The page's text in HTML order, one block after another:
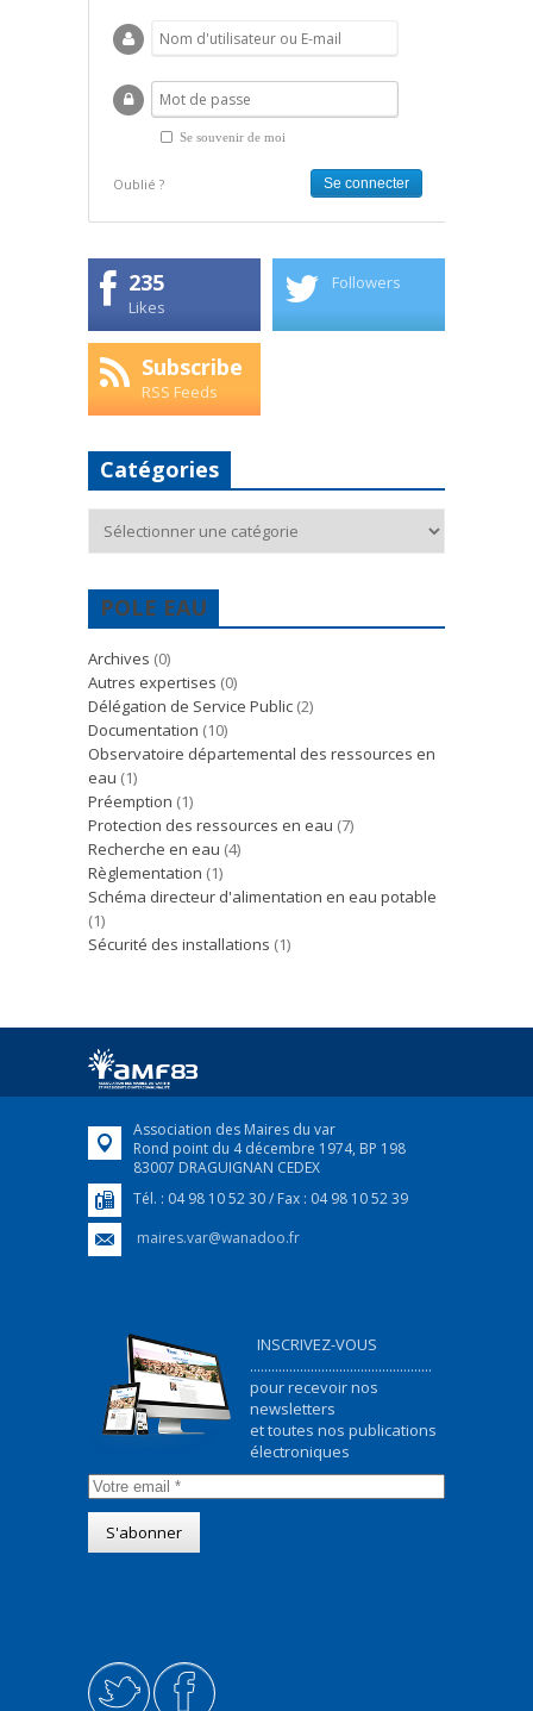
Se souvenir de moi
Oublié ?
235
Likes
Followers
Subscribe
RSS Feeds
Catégories
POLE EAU
Archives (0)
Autres expertises (0)
Délégation de Service Public (2)
Documentation (10)
Observatoire départemental des ressources en
eau (1)
Préemption (1)
Protection des ressources en eau (7)
Recherche en eau (4)
Règlementation (1)
Schéma directeur d'alimentation en eau potable
(1)
Sécurité des installations (1)
Association des Maires du var
Rond point du 4 décembre 1974, BP 198
83007 DRAGUIGNAN CEDEX
Tél. : 04 98 10 52 30 / Fax : 04 98 10 52 39
maires.var@wanadoo.fr
INSCRIVEZ-VOUS
...................................................
pour recevoir nos
newsletters
et toutes nos publications
électroniques